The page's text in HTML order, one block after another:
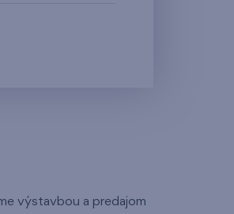
výstavbou a predajom